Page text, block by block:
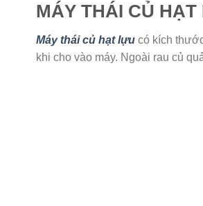
MÁY THÁI CỦ
Máy thái củ hạt lựu có kích
khi cho vào máy. Ngoài rau củ